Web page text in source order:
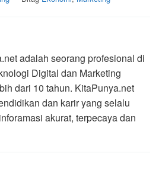
adalah seorang profesional di
Digital dan Marketing
dari 10 tahun. KitaPunya.net
dan karir yang selalu
akurat, terpecaya dan